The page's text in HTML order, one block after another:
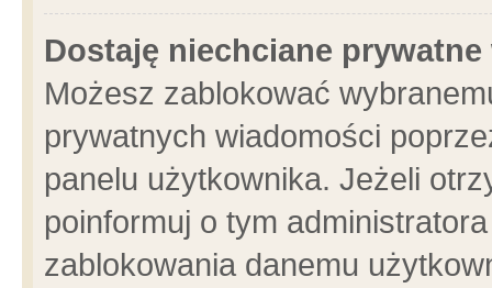
Dostaję niechciane
Możesz zablokować
prywatnych wiadomości
panelu użytkownika. Jeżeli
poinformuj o tym
zablokowania danemu